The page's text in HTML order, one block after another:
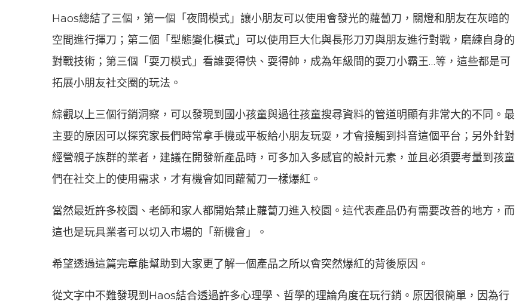
Haos總結了三個，第一個「夜間模式」讓小朋友可以使用會發光的蘿蔔刀，關燈和朋友在灰暗的
空間進行揮刀；第二個「型態變化模式」可以使用巨大化與長形刀刃與朋友進行對戰，磨練自身的
對戰技術；第三個「耍刀模式」看誰耍得快、耍得帥，成為年級間的耍刀小霸王…等，這些都是可
拓展小朋友社交圈的玩法。
綜觀以上三個行銷洞察，可以發現到國小孩童與過往孩童搜尋資料的管道明顯有非常大的不同。最
主要的原因可以探究家長們時常拿手機或平板給小朋友玩耍，才會接觸到抖音這個平台；另外針對
經營親子族群的業者，建議在開發新產品時，可多加入多感官的設計元素，並且必須要考量到孩童
們在社交上的使用需求，才有機會如同蘿蔔刀一樣爆紅。
當然最近許多校園、老師和家人都開始禁止蘿蔔刀進入校園。這代表產品仍有需要改善的地方，而
這也是玩具業者可以切入市場的「新機會」。
希望透過這篇完章能幫助到大家更了解一個產品之所以會突然爆紅的背後原因。
從文字中不難發現到Haos結合透過許多心理學、哲學的理論角度在玩行銷。原因很簡單，因為行